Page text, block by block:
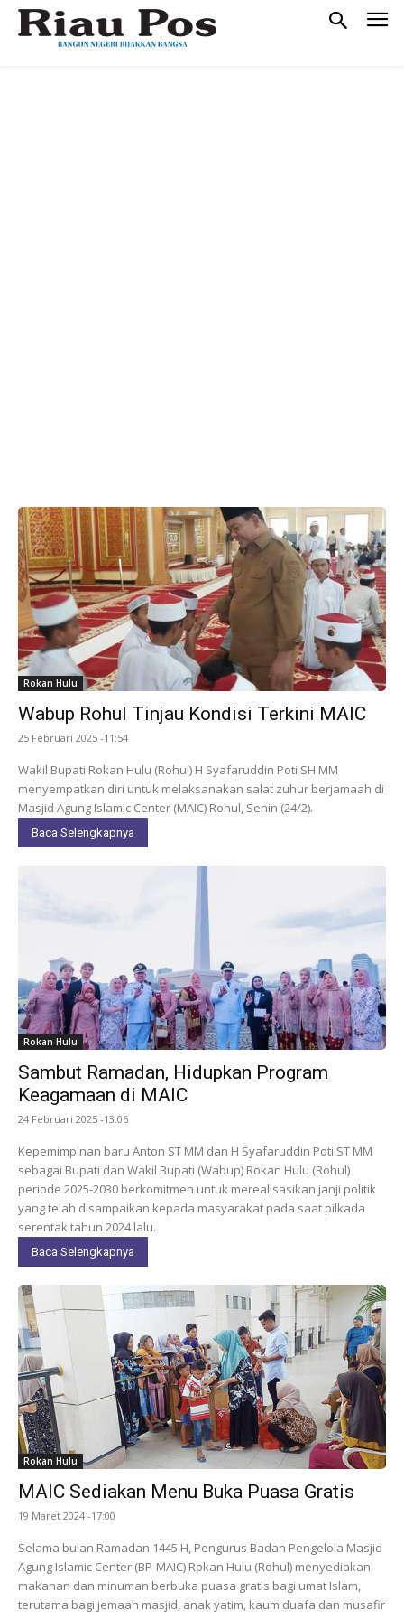
Rokan Hulu
Wabup Rohul Tinjau Kondisi Terkini MAIC
25 Februari 2025 -11:54
Wakil Bupati Rokan Hulu (Rohul) H Syafaruddin Poti SH MM
menyempatkan diri untuk melaksanakan salat zuhur berjamaah di
Masjid Agung Islamic Center (MAIC) Rohul, Senin (24/2).
Baca Selengkapnya
Rokan Hulu
Sambut Ramadan, Hidupkan Program
Keagamaan di MAIC
24 Februari 2025 -13:06
Kepemimpinan baru Anton ST MM dan H Syafaruddin Poti ST MM
sebagai Bupati dan Wakil Bupati (Wabup) Rokan Hulu (Rohul)
periode 2025-2030 berkomitmen untuk merealisasikan janji politik
yang telah disampaikan kepada masyarakat pada saat pilkada
serentak tahun 2024 lalu.
Baca Selengkapnya
Rokan Hulu
MAIC Sediakan Menu Buka Puasa Gratis
19 Maret 2024 -17:00
Selama bulan Ramadan 1445 H, Pengurus Badan Pengelola Masjid
Agung Islamic Center (BP-MAIC) Rokan Hulu (Rohul) menyediakan
makanan dan minuman berbuka puasa gratis bagi umat Islam,
terutama bagi jemaah masjid, anak yatim, kaum duafa dan musafir